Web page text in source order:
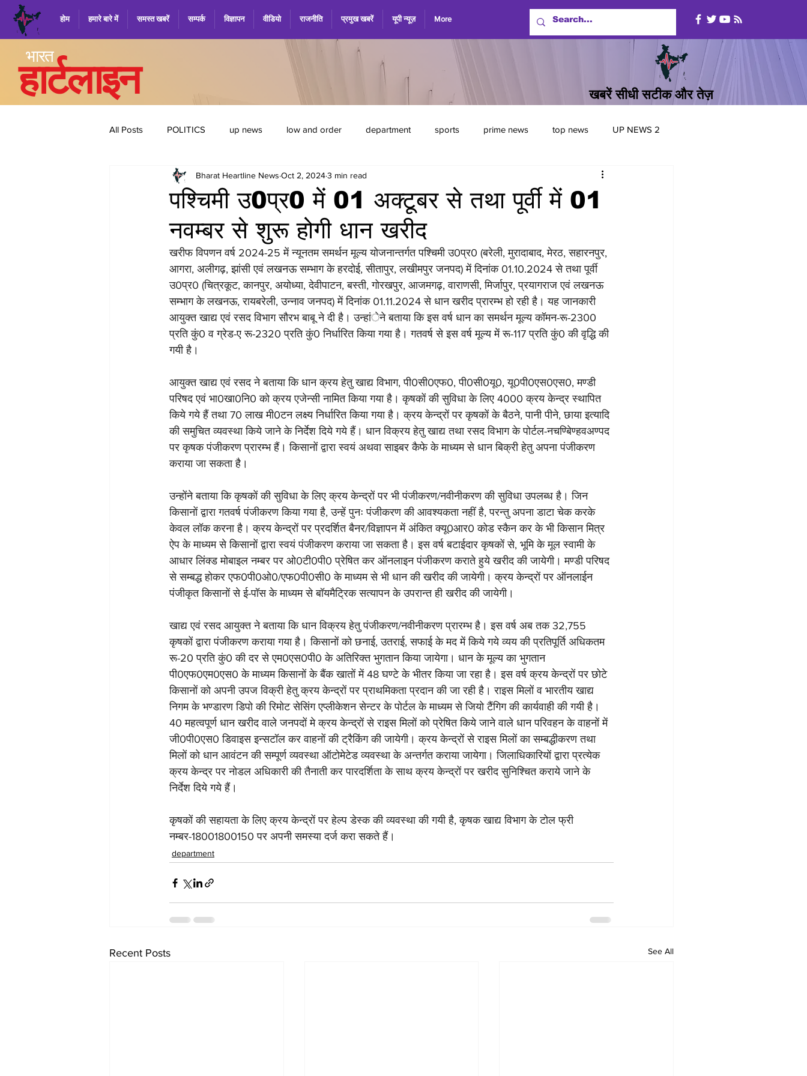
होम हमारे बारे में समस्त खबरें सम्पर्क विज्ञापन वीडियो राजनीति प्रमुख खबरें यूपी न्यूज़ More
भारत
हार्टलाइन खबरें सीधी सटीक और तेज़
All Posts POLITICS up news low and order department sports prime news top news UP NEWS 2
latest job
पश्चिमी उ0प्र0 में 01 अक्टूबर से तथा पूर्वी में 01
नवम्बर से शुरू होगी धान खरीद
Bharat Heartline News Oct 2, 20243 min read
खरीफ विपणन वर्ष 2024-25 में न्यूनतम समर्थन मूल्य योजनान्तर्गत पश्चिमी उ0प्र0 (बरेली, मुरादाबाद, मेरठ, सहारनपुर,
आगरा, अलीगढ़, झांसी एवं लखनऊ सम्भाग के हरदोई, सीतापुर, लखीमपुर जनपद) में दिनांक 01.10.2024 से तथा पूर्वी
उ0प्र0 (चित्रकूट, कानपुर, अयोध्या, देवीपाटन, बस्ती, गोरखपुर, आजमगढ़, वाराणसी, मिर्जापुर, प्रयागराज एवं लखनऊ
सम्भाग के लखनऊ, रायबरेली, उन्नाव जनपद) में दिनांक 01.11.2024 से धान खरीद प्रारम्भ हो रही है। यह जानकारी
आयुक्त खाद्य एवं रसद विभाग सौरभ बाबू ने दी है। उन्हांेने बताया कि इस वर्ष धान का समर्थन मूल्य कॉमन-रू-2300
प्रति कुं0 व ग्रेड-ए रू-2320 प्रति कुं0 निर्धारित किया गया है। गतवर्ष से इस वर्ष मूल्य में रू-117 प्रति कुं0 की वृद्धि की
गयी है।
आयुक्त खाद्य एवं रसद ने बताया कि धान क्रय हेतु खाद्य विभाग, पी0सी0एफ0, पी0सी0यू0, यू0पी0एस0एस0, मण्डी
परिषद एवं भा0खा0नि0 को क्रय एजेन्सी नामित किया गया है। कृषकों की सुविधा के लिए 4000 क्रय केन्द्र स्थापित
किये गये हैं तथा 70 लाख मी0टन लक्ष्य निर्धारित किया गया है। क्रय केन्द्रों पर कृषकों के बैठने, पानी पीने, छाया इत्यादि
की समुचित व्यवस्था किये जाने के निर्देश दिये गये हैं। धान विक्रय हेतु खाद्य तथा रसद विभाग के पोर्टल-नचण्बिेण्हवअण्पद
पर कृषक पंजीकरण प्रारम्भ हैं। किसानों द्वारा स्वयं अथवा साइबर कैफे के माध्यम से धान बिक्री हेतु अपना पंजीकरण
कराया जा सकता है।
उन्होंने बताया कि कृषकों की सुविधा के लिए क्रय केन्द्रों पर भी पंजीकरण/नवीनीकरण की सुविधा उपलब्ध है। जिन
किसानों द्वारा गतवर्ष पंजीकरण किया गया है, उन्हें पुनः पंजीकरण की आवश्यकता नहीं है, परन्तु अपना डाटा चेक करके
केवल लॉक करना है। क्रय केन्द्रों पर प्रदर्शित बैनर/विज्ञापन में अंकित क्यू0आर0 कोड स्कैन कर के भी किसान मित्र
ऐप के माध्यम से किसानों द्वारा स्वयं पंजीकरण कराया जा सकता है। इस वर्ष बटाईदार कृषकों से, भूमि के मूल स्वामी के
आधार लिंक्ड मोबाइल नम्बर पर ओ0टी0पी0 प्रेषित कर ऑनलाइन पंजीकरण कराते हुये खरीद की जायेगी। मण्डी परिषद
से सम्बद्ध होकर एफ0पी0ओ0/एफ0पी0सी0 के माध्यम से भी धान की खरीद की जायेगी। क्रय केन्द्रों पर ऑनलाईन
पंजीकृत किसानों से ई-पॉस के माध्यम से बॉयमैट्रिक सत्यापन के उपरान्त ही खरीद की जायेगी।
खाद्य एवं रसद आयुक्त ने बताया कि धान विक्रय हेतु पंजीकरण/नवीनीकरण प्रारम्भ है। इस वर्ष अब तक 32,755
कृषकों द्वारा पंजीकरण कराया गया है। किसानों को छनाई, उतराई, सफाई के मद में किये गये व्यय की प्रतिपूर्ति अधिकतम
रू-20 प्रति कुं0 की दर से एम0एस0पी0 के अतिरिक्त भुगतान किया जायेगा। धान के मूल्य का भुगतान
पी0एफ0एम0एस0 के माध्यम किसानों के बैंक खातों में 48 घण्टे के भीतर किया जा रहा है। इस वर्ष क्रय केन्द्रों पर छोटे
किसानों को अपनी उपज विक्री हेतु क्रय केन्द्रों पर प्राथमिकता प्रदान की जा रही है। राइस मिलों व भारतीय खाद्य
निगम के भण्डारण डिपो की रिमोट सेसिंग एप्लीकेशन सेन्टर के पोर्टल के माध्यम से जियो टैंगिग की कार्यवाही की गयी है।
40 महत्वपूर्ण धान खरीद वाले जनपदों मे क्रय केन्द्रों से राइस मिलों को प्रेषित किये जाने वाले धान परिवहन के वाहनों में
जी0पी0एस0 डिवाइस इन्सटॉल कर वाहनों की ट्रैकिंग की जायेगी। क्रय केन्द्रों से राइस मिलों का सम्बद्धीकरण तथा
मिलों को धान आवंटन की सम्पूर्ण व्यवस्था ऑटोमेटेड व्यवस्था के अन्तर्गत कराया जायेगा। जिलाधिकारियों द्वारा प्रत्येक
क्रय केन्द्र पर नोडल अधिकारी की तैनाती कर पारदर्शिता के साथ क्रय केन्द्रों पर खरीद सुनिश्चित कराये जाने के
निर्देश दिये गये हैं।
कृषकों की सहायता के लिए क्रय केन्द्रों पर हेल्प डेस्क की व्यवस्था की गयी है, कृषक खाद्य विभाग के टोल फ्री
नम्बर-18001800150 पर अपनी समस्या दर्ज करा सकते हैं।
department
Recent Posts See All